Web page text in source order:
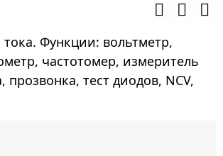
Функции: вольтметр,
частотомер, измеритель
тест диодов, NCV,